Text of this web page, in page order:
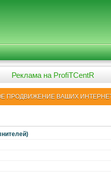
Реклама на ProfiTCentR
ПРОДВИЖЕНИЕ ВАШИХ